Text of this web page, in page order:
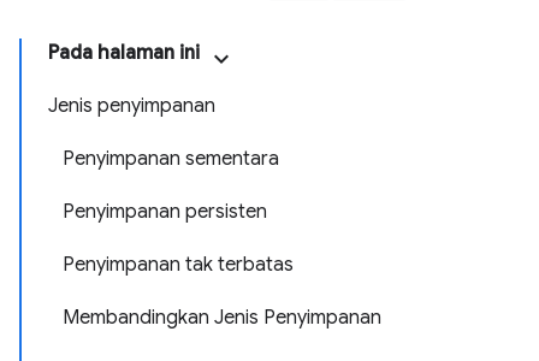
Pada halaman ini
Jenis penyimpanan
Penyimpanan sementara
Penyimpanan persisten
Penyimpanan tak terbatas
Membandingkan Jenis Penyimpanan